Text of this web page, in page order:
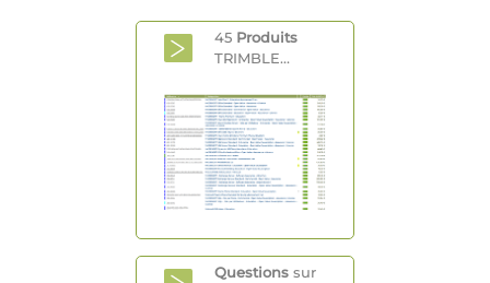
45 Produits
TRIMBLE...
Questions sur